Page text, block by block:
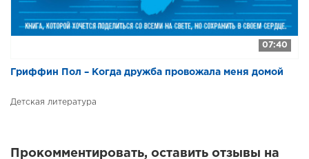
07:40
Гриффин Пол – Когда дружба провожала меня домой
Детская литература
Прокомментировать, оставить отзывы на